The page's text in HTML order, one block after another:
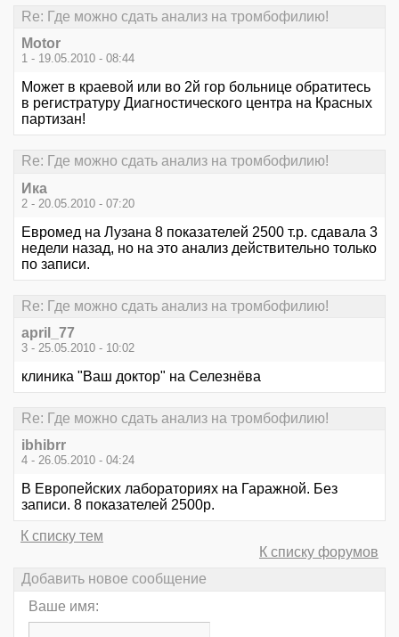
Re: Где можно сдать анализ на тромбофилию!
Motor
1 - 19.05.2010 - 08:44
Может в краевой или во 2й гор больнице обратитесь
в регистратуру Диагностического центра на Красных
партизан!
Re: Где можно сдать анализ на тромбофилию!
Ика
2 - 20.05.2010 - 07:20
Евромед на Лузана 8 показателей 2500 т.р. сдавала 3
недели назад, но на это анализ действительно только
по записи.
Re: Где можно сдать анализ на тромбофилию!
april_77
3 - 25.05.2010 - 10:02
клиника "Ваш доктор" на Селезнёва
Re: Где можно сдать анализ на тромбофилию!
ibhibrr
4 - 26.05.2010 - 04:24
В Европейских лабораториях на Гаражной. Без
записи. 8 показателей 2500р.
К списку тем
К списку форумов
Добавить новое сообщение
Ваше имя: